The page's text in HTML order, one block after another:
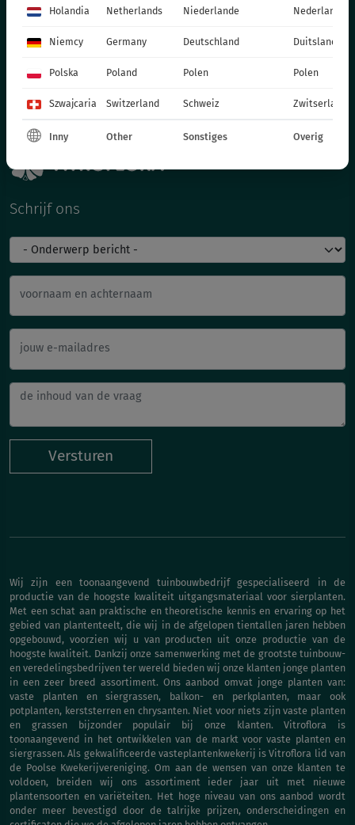
VITROFLORA Grupa Producentów Spółka z o.o.
Trzęsacz 25 86-022 Dobrcz
e-mail: info@vitroflora.com.pl
Schrijf ons
voornaam en achternaam
jouw e-mailadres
Versturen
Wij zijn een toonaangevend tuinbouwbedrijf gespecialiseerd in de
productie van de hoogste kwaliteit uitgangsmateriaal voor sierplanten.
Met een schat aan praktische en theoretische kennis en ervaring op het
gebied van plantenteelt, die wij in de afgelopen tientallen jaren hebben
opgebouwd, voorzien wij u van producten uit onze productie van de
hoogste kwaliteit. Dankzij onze samenwerking met de grootste tuinbouw-
en veredelingsbedrijven ter wereld bieden wij onze klanten jonge planten
in een zeer breed assortiment. Ons aanbod omvat jonge planten van:
vaste planten en siergrassen, balkon- en perkplanten, maar ook
potplanten, kerststerren en chrysanten. Niet voor niets zijn vaste planten
en grassen bijzonder populair bij onze klanten. Vitroflora is
toonaangevend in het ontwikkelen van de markt voor vaste planten en
siergrassen. Als gekwalificeerde vasteplantenkwekerij is Vitroflora lid van
de Poolse Kwekerijvereniging. Om aan de wensen van onze klanten te
voldoen, breiden wij ons assortiment ieder jaar uit met nieuwe
plantensoorten en variëteiten. Het hoge niveau van ons aanbod wordt
onder meer bevestigd door de talrijke prijzen, onderscheidingen en
Holandia Netherlands Niederlande Nederland
Niemcy Germany Deutschland Duitsland
Polska Poland Polen Polen
Szwajcaria Switzerland Schweiz Zwitserland
Inny Other Sonstiges Overig